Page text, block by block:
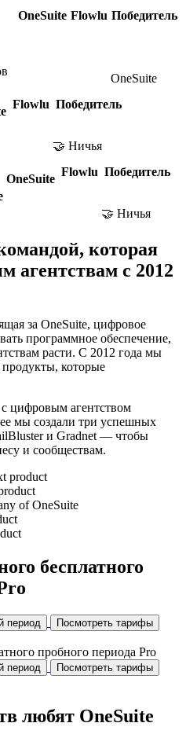
OneSuite Flowlu Победитель
OneSuite
Flowlu Победитель
🤝 Ничья
OneSuite
Flowlu Победитель
🤝 Ничья
которая
агентствам с 2012
за OneSuite, цифровое
программное обеспечение,
расти. С 2012 года мы
продукты, которые
цифровым агентством
мы создали три успешных
и Gradnet — чтобы
и сообществам.
бесплатного
период Посмотреть тарифы
пробного периода Pro
период Посмотреть тарифы
любят OneSuite